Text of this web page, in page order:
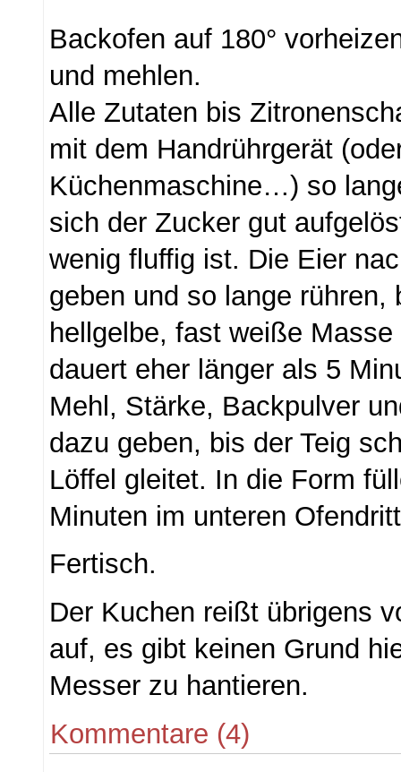
Backofen auf 180°
und mehlen.
Alle Zutaten bis
mit dem Handrührgerät
Küchenmaschine…) so
sich der Zucker gut
wenig fluffig ist. Die Eier
geben und so lange rühren,
hellgelbe, fast weiße
dauert eher länger als 5
Mehl, Stärke, Backpulver
dazu geben, bis der Teig
Löffel gleitet. In die Form
Minuten im unteren
Fertisch.
Der Kuchen reißt übrigens
auf, es gibt keinen Grund
Messer zu hantieren.
Kommentare (4)